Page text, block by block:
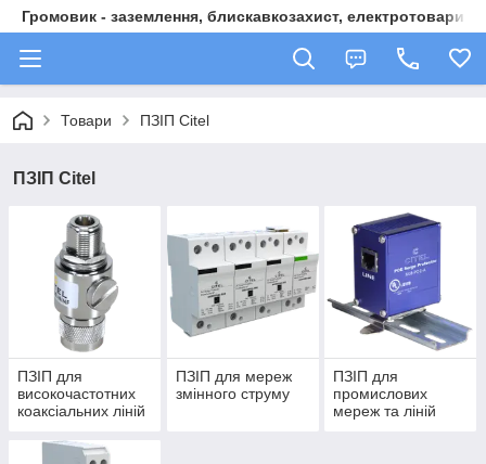
Громовик - заземлення, блискавкозахист, електротовари
Товари ПЗІП Citel
ПЗІП Citel
ПЗІП для
високочастотних
коаксіальних ліній
ПЗІП для мереж
змінного струму
ПЗІП для
промислових
мереж та ліній